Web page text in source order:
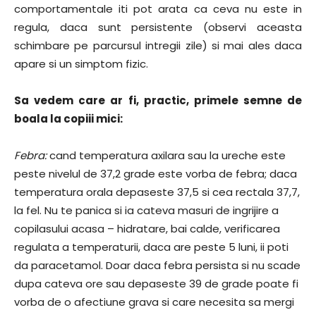
comportamentale iti pot arata ca ceva nu este in
regula, daca sunt persistente (observi aceasta
schimbare pe parcursul intregii zile) si mai ales daca
apare si un simptom fizic.
Sa vedem care ar fi, practic, primele semne de
boala la copiii mici:
Febra:cand temperatura axilara sau la ureche este
peste nivelul de 37,2 grade este vorba de febra; daca
temperatura orala depaseste 37,5 si cea rectala 37,7,
la fel. Nu te panica si ia cateva masuri de ingrijire a
copilasului acasa – hidratare, bai calde, verificarea
regulata a temperaturii, daca are peste 5 luni, ii poti
da paracetamol. Doar daca febra persista si nu scade
dupa cateva ore sau depaseste 39 de grade poate fi
vorba de o afectiune grava si care necesita sa mergi